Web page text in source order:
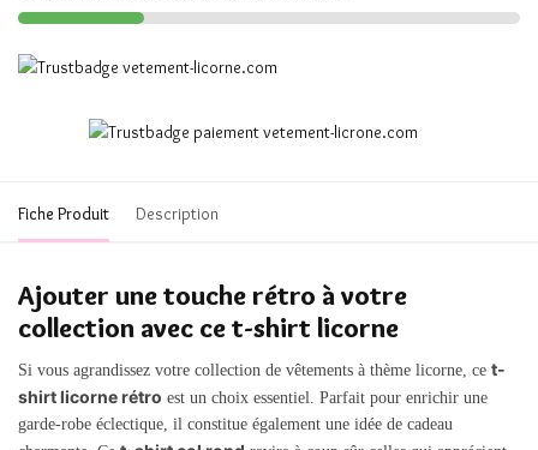
Fiche Produit Description
Ajouter une touche rétro à votre
collection avec ce t-shirt licorne
Si vous agrandissez votre collection de vêtements à thème licorne, ce t-
shirt licorne rétro est un choix essentiel. Parfait pour enrichir une
garde-robe éclectique, il constitue également une idée de cadeau